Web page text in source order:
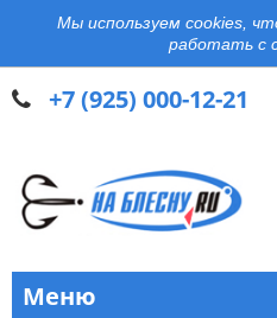
Мы используем cookies,
работать с
+7 (925) 000-12-21
Меню